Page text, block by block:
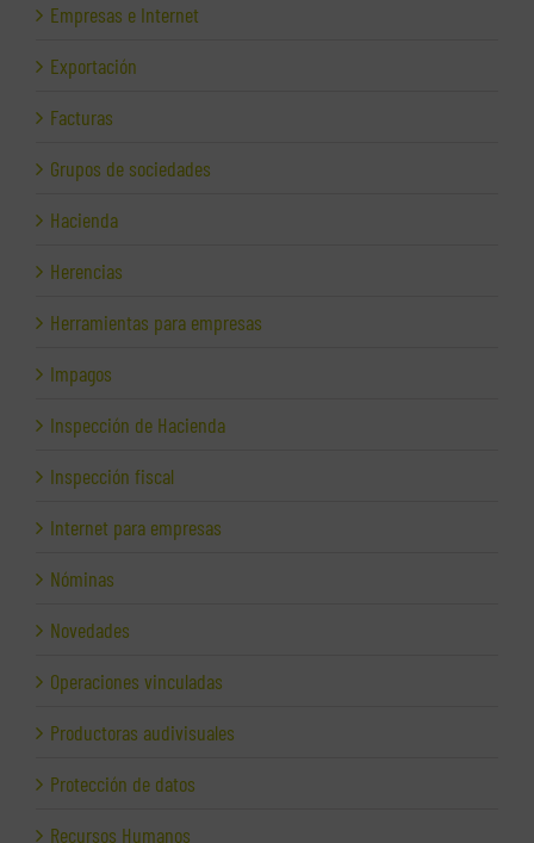
Empresas e Internet
Exportación
Facturas
Grupos de sociedades
Hacienda
Herencias
Herramientas para empresas
Impagos
Inspección de Hacienda
Inspección fiscal
Internet para empresas
Nóminas
Novedades
Operaciones vinculadas
Productoras audivisuales
Protección de datos
Recursos Humanos